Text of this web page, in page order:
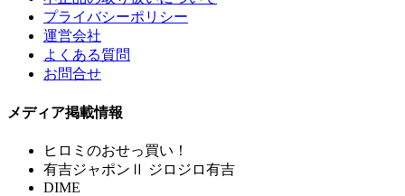
プライバシーポリシー
運営会社
よくある質問
お問合せ
メディア掲載情報
ヒロミのおせっ買い！
有吉ジャポンⅡ ジロジロ有吉
DIME